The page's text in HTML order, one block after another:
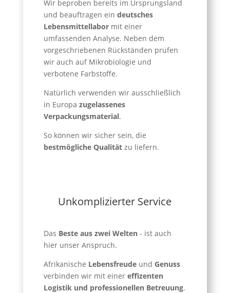
Wir beproben bereits im Ursprungsland
und beauftragen ein deutsches
Lebensmittellabormit einer
umfassenden Analyse. Neben dem
vorgeschriebenen Rückständen prüfen
wir auch auf Mikrobiologie und
verbotene Farbstoffe.
Natürlich verwenden wir ausschließlich
in Europa zugelassenes
Verpackungsmaterial.
So können wir sicher sein, die
bestmögliche Qualitätzu liefern.
Unkomplizierter Service
Das Beste aus zwei Welten- ist auch
hier unser Anspruch.
Afrikanische Lebensfreudeund Genuss
verbinden wir mit einer effizenten
Logistik und professionellen Betreuung.